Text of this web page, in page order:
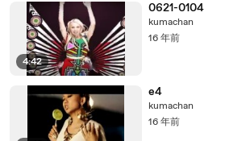
4:42
0621-0104
kumachan
16 年前
e4
kumachan
16 年前